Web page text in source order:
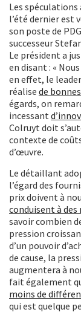
Les
l’été dernier est
son poste de
successeur
Le président a
en disant : «
en effet, le
réalise de
égards, on
incessant
Colruyt doit
contexte de
d’œuvre.
Le détaillant
l’égard des
prix doivent à
conduisent à des
savoir combien
pression
d’un pouvoir
de cause, la
augmentera à
fait également
moins de
qui est quelque